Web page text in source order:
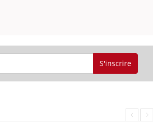
S'inscrire